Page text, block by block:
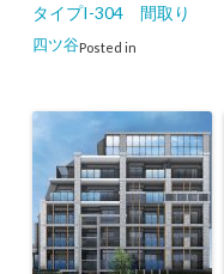
タイプI-304 間取り
Posted in
四ツ谷